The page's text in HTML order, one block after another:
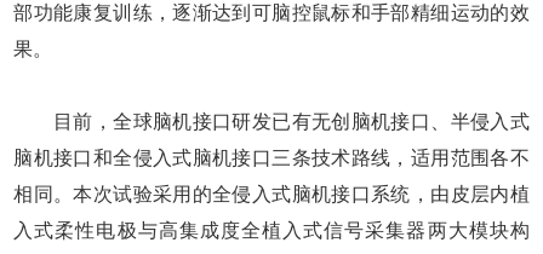
部功能康复训练，逐渐达到可脑控鼠标和手部精细运动的效
果。
目前，全球脑机接口研发已有无创脑机接口、半侵入式
脑机接口和全侵入式脑机接口三条技术路线，适用范围各不
相同。本次试验采用的全侵入式脑机接口系统，由皮层内植
入式柔性电极与高集成度全植入式信号采集器两大模块构